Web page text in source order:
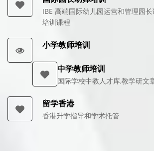
IBE 高端国际幼儿园运营和管理园
培训课程
小学教师培训
中学教师培训
国际学校中教人才库,教学研文
留学香港
香港升学指导和学术托管